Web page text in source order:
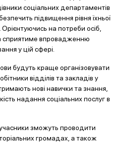
соціальних департаментів
підвищення рівня їхньої
на потреби осіб,
сприятиме впровадженню
у цій сфері.
будуть краще організовувати
відділів та закладів у
нові навички та знання,
надання соціальних послуг в
зможуть проводити
громадах, а також